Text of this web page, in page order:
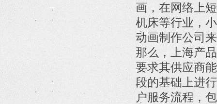
画，在网络上
机床等行业，
动画制作公司
那么，上海产
要求其供应商
段的基础上进
户服务流程，